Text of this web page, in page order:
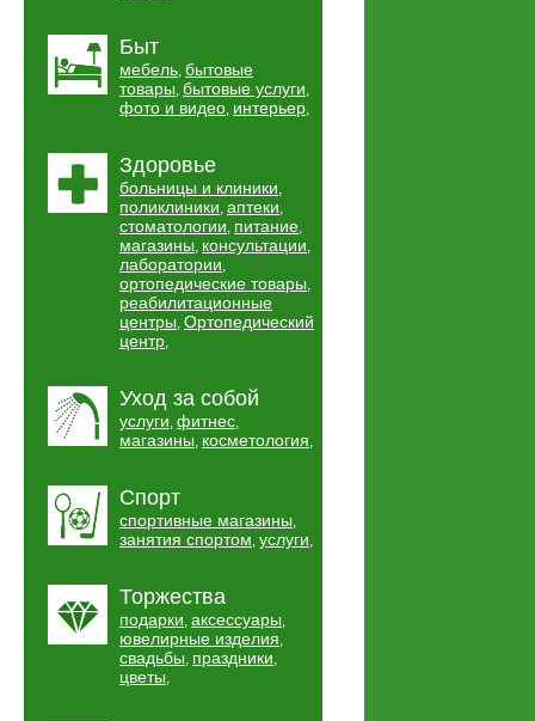
Быт
мебель, бытовые
товары, бытовые услуги,
фото и видео, интерьер,
Здоровье
больницы и клиники,
поликлиники, аптеки,
стоматологии, питание,
магазины, консультации,
лаборатории,
ортопедические товары,
реабилитационные
центры, Ортопедический
центр,
Уход за собой
услуги, фитнес,
магазины, косметология,
Спорт
спортивные магазины,
занятия спортом, услуги,
Торжества
подарки, аксессуары,
ювелирные изделия,
свадьбы, праздники,
цветы,